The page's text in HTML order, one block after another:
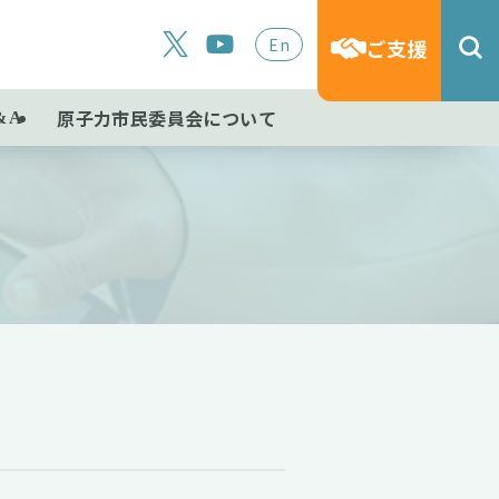
En ご支援
原子力市民委員会について